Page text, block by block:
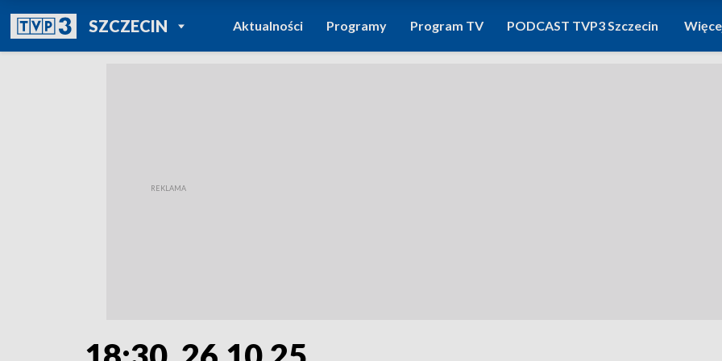
SZCZECINPOWRÓT DO
TVP REGIONY
Aktualności Programy Program TV PODCAST TVP3 Szczecin